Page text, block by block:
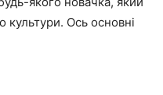
культури. Ось основні